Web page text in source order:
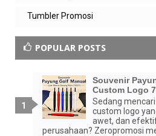
Tumbler Promosi
POPULAR POSTS
Souvenir
Custom Logo
Sedang
custom logo
awet, dan
perusahaan? Zeropromosi